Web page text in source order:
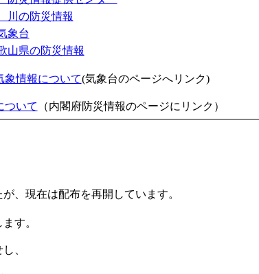
川の防災情報
象台
県の防災情報
象情報について(気象台のページへリンク)
ついて （内閣府防災情報のページにリンク）
、現在は配布を再開しています。
す。
、